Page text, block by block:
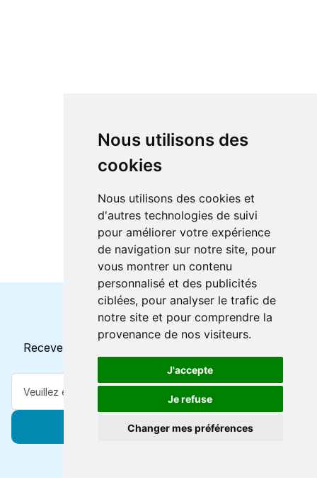
Nous utilisons des
cookies
Nous utilisons des cookies et
d'autres technologies de suivi
pour améliorer votre expérience
de navigation sur notre site, pour
vous montrer un contenu
personnalisé et des publicités
ciblées, pour analyser le trafic de
notre site et pour comprendre la
provenance de nos visiteurs.
J'accepte
Je refuse
Changer mes préférences
Horaires et offres actuels
Recevez toutes les mises à jour dans votre e-mail
S'abonner